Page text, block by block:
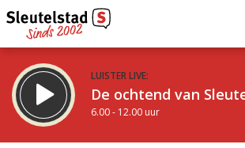
LUISTER LIVE:
De ochtend van
6.00 - 12.00 uur